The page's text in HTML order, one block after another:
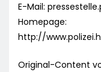
E-Mail:
Homepage:
http://
Original-Content